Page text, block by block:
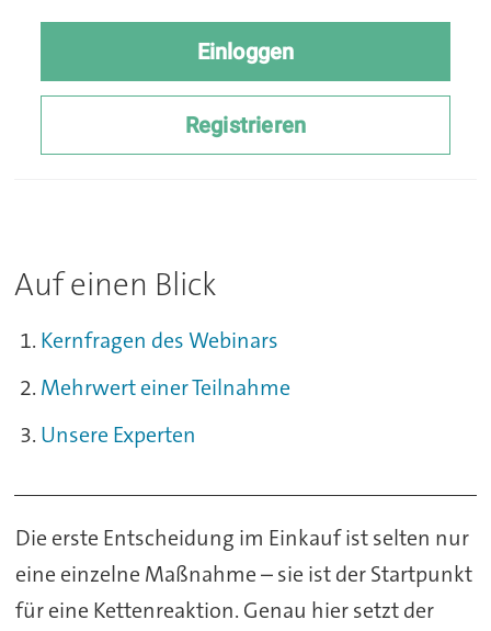
Auf einen Blick
Kernfragen des Webinars
Mehrwert einer Teilnahme
Unsere Experten
Die erste Entscheidung im Einkauf ist selten nur
eine einzelne Maßnahme – sie ist der Startpunkt
für eine Kettenreaktion. Genau hier setzt der